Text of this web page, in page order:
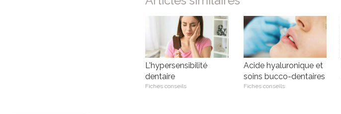
L'hypersensibilité
dentaire
Fiches conseils
Acide hyaluronique et
soins bucco-dentaires
Fiches conseils